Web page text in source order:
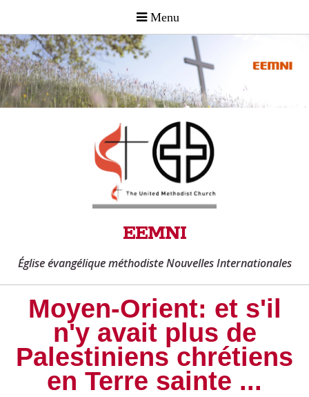
EEMNI
Église évangélique méthodiste Nouvelles Internationales
Moyen-Orient: et s'il
n'y avait plus de
Palestiniens chrétiens
en Terre sainte ...